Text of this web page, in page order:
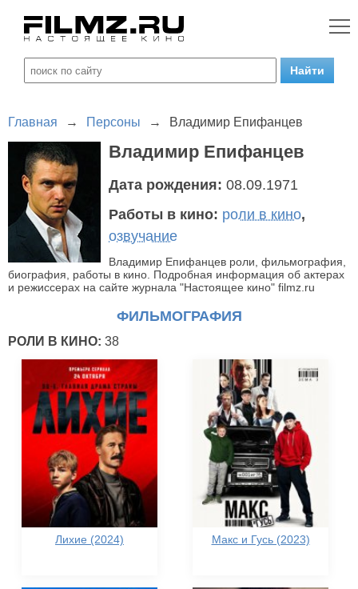
Главная → Персоны → Владимир Епифанцев
Владимир Епифанцев
Дата рождения: 08.09.1971
Работы в кино: роли в кино,
озвучание
Владимир Епифанцев роли, фильмография,
биография, работы в кино. Подробная информация об актерах
и режиссерах на сайте журнала "Настоящее кино" filmz.ru
ФИЛЬМОГРАФИЯ
РОЛИ В КИНО: 38
Лихие (2024) Макс и Гусь (2023)